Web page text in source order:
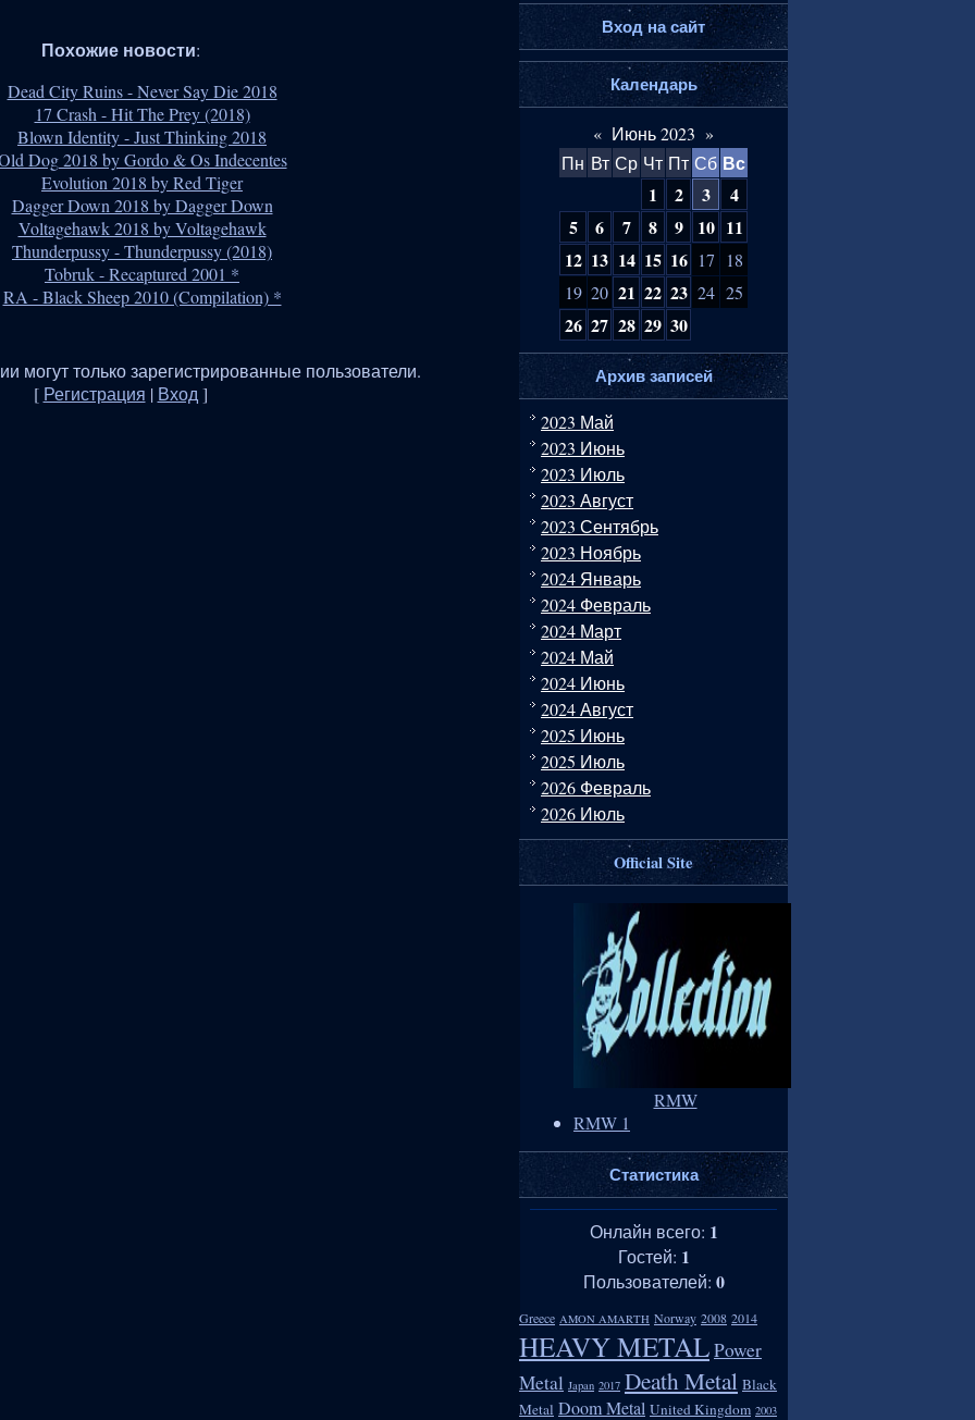
Похожие новости:
Dead City Ruins - Never Say Die 2018
17 Crash - Hit The Prey (2018)
Blown Identity - Just Thinking 2018
Dog 2018 by Gordo & Os Indecentes
Evolution 2018 by Red Tiger
Dagger Down 2018 by Dagger Down
Voltagehawk 2018 by Voltagehawk
Thunderpussy - Thunderpussy (2018)
Tobruk - Recaptured 2001 *
RA - Black Sheep 2010 (Compilation) *
могут только зарегистрированные пользователи.
[ Регистрация | Вход ]
Вход на сайт
Календарь
« Июнь 2023 »
Пн Вт Ср Чт Пт Сб Вс
1
2 3
4
5
6 7 8 9 10 11
12 13 14 15 16 17
18
19 20 21 22 23 24 25
26 27 28 29 30
Архив записей
2023 Май
2023 Июнь
2023 Июль
2023 Август
2023 Сентябрь
2023 Ноябрь
2024 Январь
2024 Февраль
2024 Март
2024 Май
2024 Июнь
2024 Август
2025 Июнь
2025 Июль
2026 Февраль
2026 Июль
Official Site
RMW
RMW 1
Статистика
Онлайн всего: 1
Гостей: 1
Пользователей: 0
Greece AMON AMARTH Norway 2008 2014
HEAVY METALPower
Metal Japan 2017 Death Metal Black
Metal Doom Metal United Kingdom 2003